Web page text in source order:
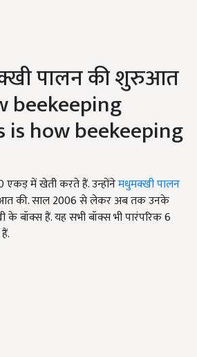
पालन की शुरुआत
beekeeping
how beekeeping
एकड़ में खेती करते हैं. उन्होंनेमधुमक्खी पालन
की. साल 2006 से लेकर अब तक उनके
बॉक्स हैं. यह सभी बॉक्स भी पारंपरिक 6